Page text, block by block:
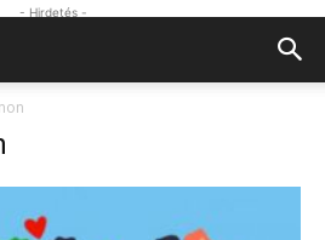
- Hirdetés -